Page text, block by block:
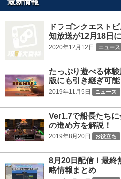
ドラゴンクエスト
知放送が12月18日
2020年12月12日 ニュース
たっぷり遊べる体
版にも引き継ぎ可能
2019年11月5日 ニュース
Ver1.7で船長たち
の進め方を解説！
2019年8月20日 お役立ち
8月20日配信！最終
略情報まとめ